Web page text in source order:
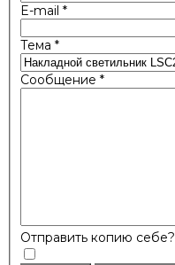
E-mail *
Тема *
Сообщение *
Отправить копию себе?